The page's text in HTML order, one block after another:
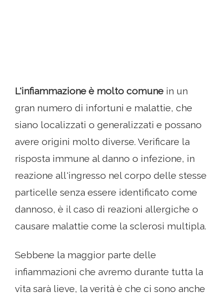
L'infiammazione è molto comune in un
gran numero di infortuni e malattie, che
siano localizzati o generalizzati e possano
avere origini molto diverse. Verificare la
risposta immune al danno o infezione, in
reazione all'ingresso nel corpo delle stesse
particelle senza essere identificato come
dannoso, è il caso di reazioni allergiche o
causare malattie come la sclerosi multipla.
Sebbene la maggior parte delle
infiammazioni che avremo durante tutta la
vita sarà lieve, la verità è che ci sono anche